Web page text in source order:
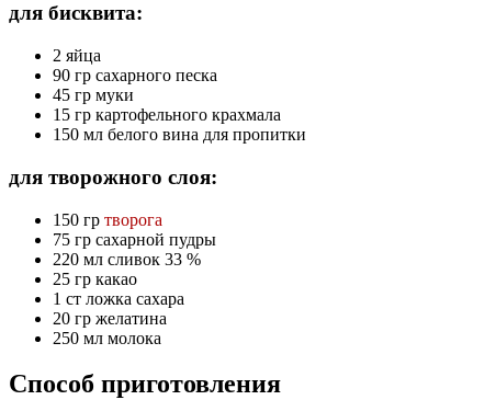
для бисквита:
2 яйца
90 гр сахарного песка
45 гр муки
15 гр картофельного крахмала
150 мл белого вина для пропитки
для творожного слоя:
150 гр творога
75 гр сахарной пудры
220 мл сливок 33 %
25 гр какао
1 ст ложка сахара
20 гр желатина
250 мл молока
Способ приготовления